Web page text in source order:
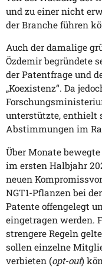
und zu einer nicht
der Branche führen
Auch der damalige
Özdemir begründete
der Patentfrage und
„Koexistenz“. Da
unterstützte, enthielt
Abstimmungen im
Über Monate
im ersten Halbjahr
neuen
NGT1-Pflanzen bei
Patente offengelegt
eingetragen werden.
strengere Regeln
sollen einzelne
verbieten (opt-out)